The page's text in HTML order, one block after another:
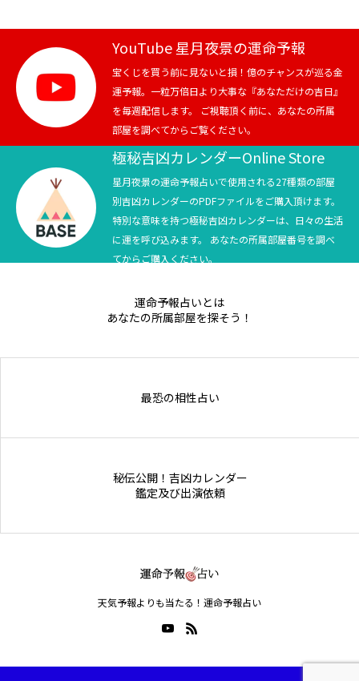
テニス
スポーツ
競馬
テニス四大大会・五輪
テニス四大大会・五輪
YouTube 星月夜景の運命予報
宝くじを買う前に見ないと損！億のチャンスが巡る金
運予報。一粒万倍日より大事な『あなただけの吉日』
を毎週配信します。 ご視聴頂く前に、あなたの所属
部屋を調べてからご覧ください。
極秘吉凶カレンダーOnline Store
星月夜景の運命予報占いで使用される27種類の部屋
別吉凶カレンダーのPDFファイルをご購入頂けます。
特別な意味を持つ極秘吉凶カレンダーは、日々の生活
に運を呼び込みます。 あなたの所属部屋番号を調べ
てからご購入ください。
運命予報占いとは
あなたの所属部屋を探そう！
最恐の相性占い
秘伝公開！吉凶カレンダー
鑑定及び出演依頼
天気予報よりも当たる！運命予報占い